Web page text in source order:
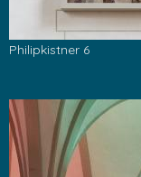
Philipkistner 6